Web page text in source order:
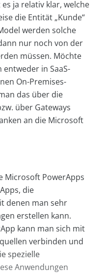
ja relativ klar, welche
die Entität „Kunde“
werden solche
nur noch von der
müssen. Möchte
in SaaS-
On-Premises-
das über die
über Gateways
an die Microsoft
Microsoft PowerApps
die
denen man sehr
erstellen kann.
kann man sich mit
verbinden und
spezielle
Anwendungen